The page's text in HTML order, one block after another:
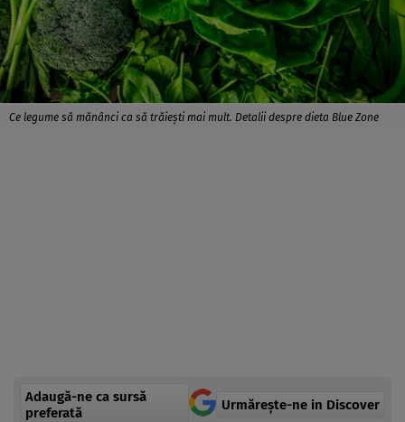
Ce legume să mănânci ca să trăiești mai mult. Detalii despre dieta Blue Zone
Adaugă-ne ca sursă
preferată
Urmărește-ne in Discover